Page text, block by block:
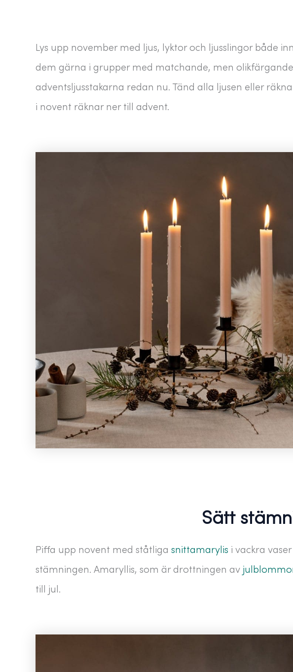
Lys upp november med ljus, lyktor och ljusslingor både
dem gärna i grupper med matchande, men
adventsljusstakarna redan nu. Tänd alla ljusen eller
i novent räknar ner till advent.
Sätt
Piffa upp novent med ståtliga snittamarylis i vackra
stämningen. Amaryllis, som är drottningen av
till jul.